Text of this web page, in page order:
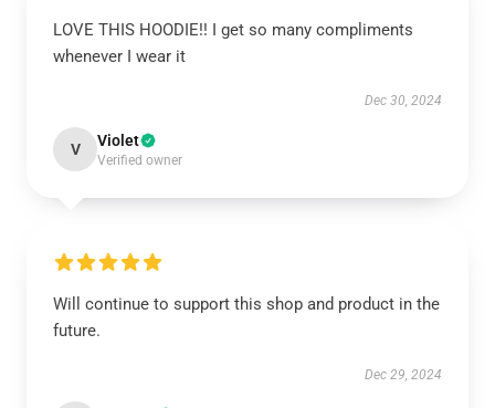
LOVE THIS HOODIE!! I get so many compliments
whenever I wear it
Dec 30, 2024
V Violet
Verified owner
Will continue to support this shop and product in the
future.
Dec 29, 2024